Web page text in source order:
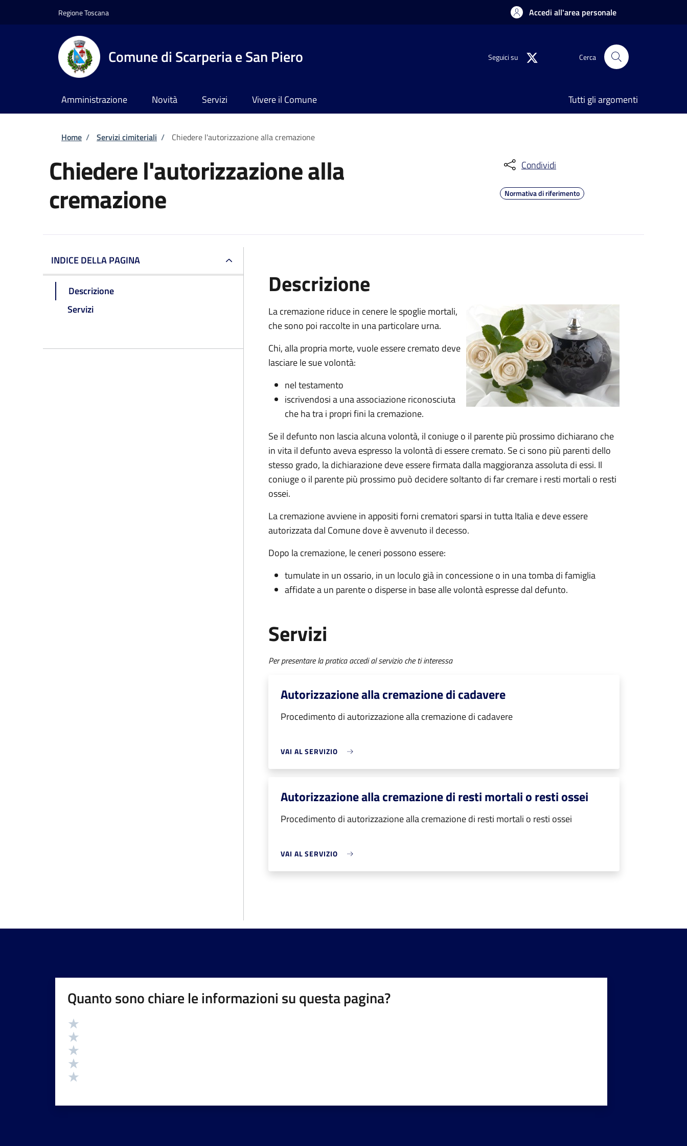
Regione Toscana Accedi all'area personale
Comune di Scarperia e San Piero Seguici su Cerca
Amministrazione Novità Servizi Vivere il Comune Tutti gli argomenti
Briciole di pane
Home / Servizi cimiteriali / Chiedere l'autorizzazione alla cremazione
Chiedere l'autorizzazione alla
cremazione
Condividi
Normativa di riferimento
INDICE DELLA PAGINA
Descrizione
Servizi
Descrizione
La cremazione riduce in cenere le spoglie mortali,
che sono poi raccolte in una particolare urna.
Chi, alla propria morte, vuole essere cremato deve
lasciare le sue volontà:
nel testamento
iscrivendosi a una associazione riconosciuta
che ha tra i propri fini la cremazione.
Se il defunto non lascia alcuna volontà, il coniuge o il parente più prossimo dichiarano che
in vita il defunto aveva espresso la volontà di essere cremato. Se ci sono più parenti dello
stesso grado, la dichiarazione deve essere firmata dalla maggioranza assoluta di essi. Il
coniuge o il parente più prossimo può decidere soltanto di far cremare i resti mortali o resti
ossei.
La cremazione avviene in appositi forni crematori sparsi in tutta Italia e deve essere
autorizzata dal Comune dove è avvenuto il decesso.
Dopo la cremazione, le ceneri possono essere:
tumulate in un ossario, in un loculo già in concessione o in una tomba di famiglia
affidate a un parente o disperse in base alle volontà espresse dal defunto.
Servizi
Per presentare la pratica accedi al servizio che ti interessa
Autorizzazione alla cremazione di cadavere
Procedimento di autorizzazione alla cremazione di cadavere
VAI AL SERVIZIO
Autorizzazione alla cremazione di resti mortali o resti ossei
Procedimento di autorizzazione alla cremazione di resti mortali o resti ossei
VAI AL SERVIZIO
Quanto sono chiare le informazioni su questa pagina?
Valutazione